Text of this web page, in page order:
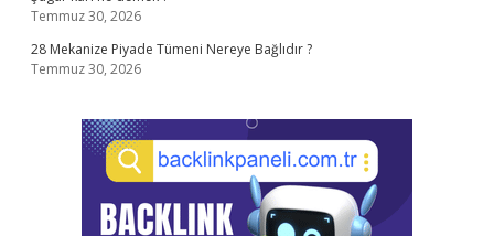
Temmuz 30, 2026
28 Mekanize Piyade Tümeni Nereye Bağlıdır ?
Temmuz 30, 2026